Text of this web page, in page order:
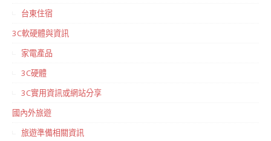
台東住宿
3C軟硬體與資訊
家電產品
3C硬體
3C實用資訊或網站分享
國內外旅遊
旅遊準備相關資訊